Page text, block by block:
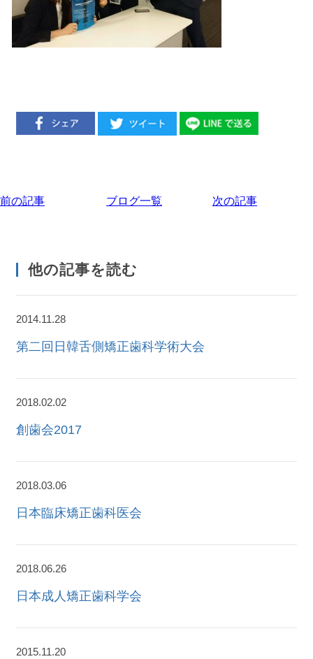
前の記事 ブログ一覧 次の記事
他の記事を読む
2014.11.28
第二回日韓舌側矯正歯科学術大会
2018.02.02
創歯会2017
2018.03.06
日本臨床矯正歯科医会
2018.06.26
日本成人矯正歯科学会
2015.11.20